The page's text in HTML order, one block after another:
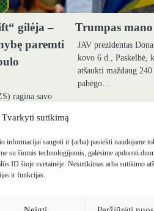
Tvarkyti sutikimą
informacijai saugoti ir (arba) pasiekti naudojame
su šiomis technologijomis, galėsime apdoroti
ID šioje svetainėje. Nesutikimas arba sutikimo
ir funkcijas.
gilėja –
paremti
ragina savo
Europos tarybos
Trumpas mano
JAV prezidentas
kovo 6 d., Paskelbė,
atšaukti maždaug
pabėgo…
MARKETINGO PASLAUGOS. SEO